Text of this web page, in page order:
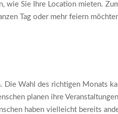
wie Sie Ihre Location mieten.
Tag oder mehr feiern
Wahl des richtigen Monats
planen ihre
haben vielleicht bereits